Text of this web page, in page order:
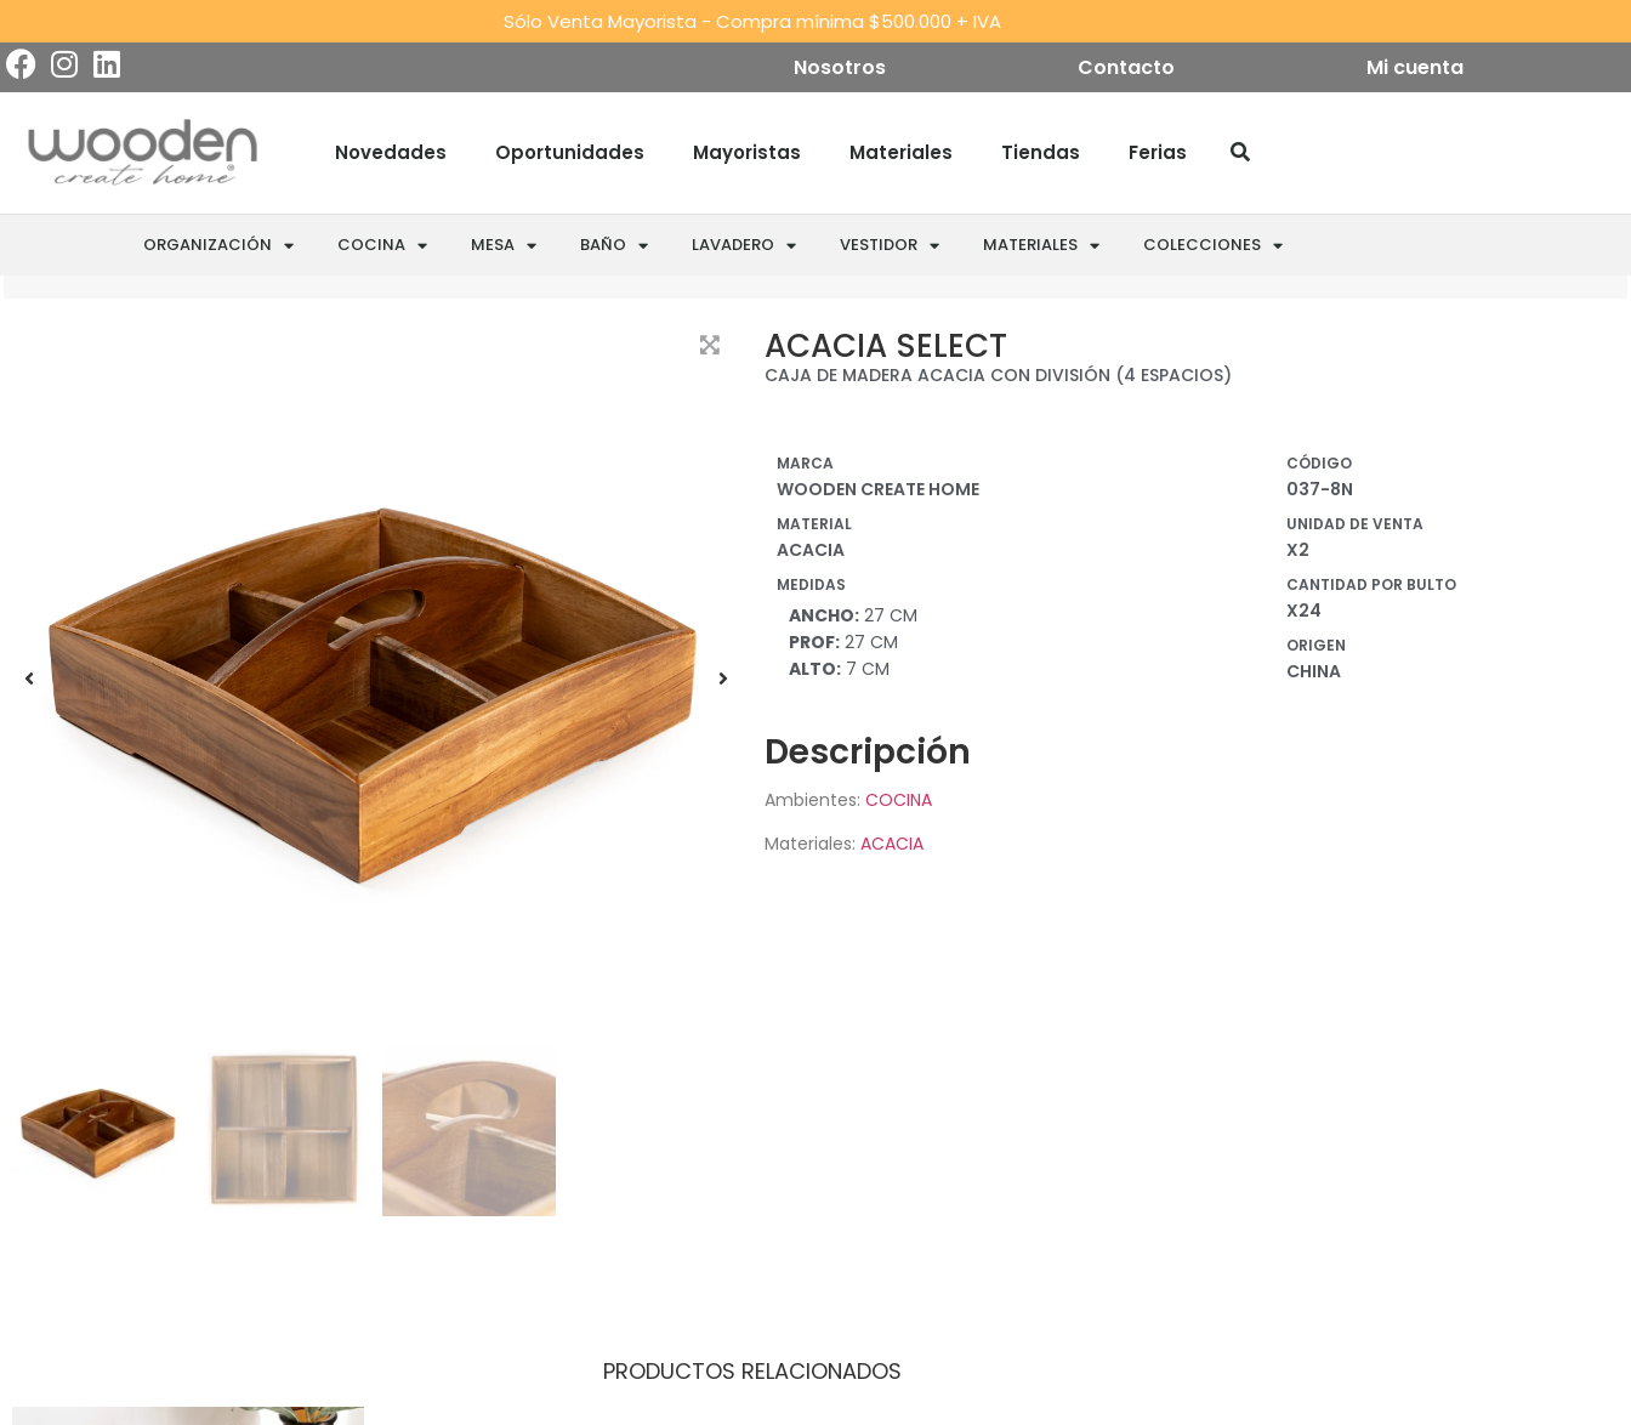
Sólo Venta Mayorista - Compra mínima $500.000 + IVA
Nosotros Contacto Mi cuenta
Novedades Oportunidades Mayoristas Materiales Tiendas Ferias
ORGANIZACIÓN COCINA MESA BAÑO LAVADERO VESTIDOR MATERIALES COLECCIONES
ACACIA SELECT
CAJA DE MADERA ACACIA CON DIVISIÓN (4 ESPACIOS)
MARCA
WOODEN CREATE HOME
MATERIAL
ACACIA
MEDIDAS
ANCHO: 27 CM
PROF: 27 CM
ALTO: 7 CM
CÓDIGO
037-8N
UNIDAD DE VENTA
X2
CANTIDAD POR BULTO
X24
ORIGEN
CHINA
Descripción
Ambientes: COCINA
Materiales: ACACIA
PRODUCTOS RELACIONADOS